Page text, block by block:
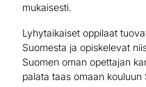
mukaisesti.
Lyhytaikaiset oppilaat
Suomesta ja opiskelevat
Suomen oman opettajan
palata taas omaan